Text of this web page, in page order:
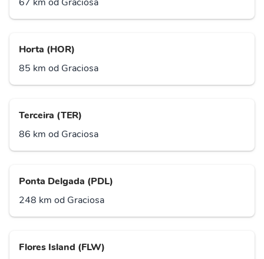
Horta (HOR)
85 km od Graciosa
Terceira (TER)
86 km od Graciosa
Ponta Delgada (PDL)
248 km od Graciosa
Flores Island (FLW)